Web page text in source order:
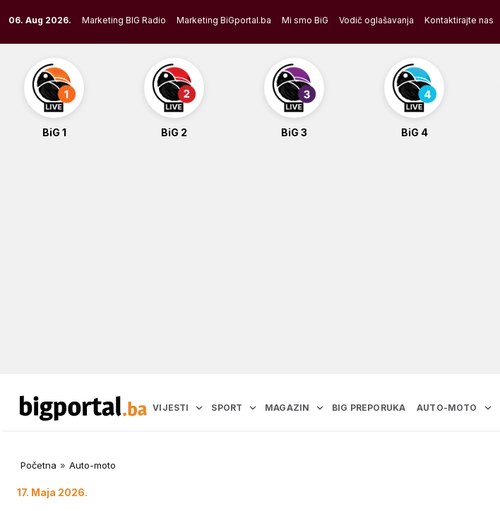
to
content
06. Aug 2026. Marketing BIG Radio Marketing BiGportal.ba Mi smo BiG Vodič oglašavanja Kontaktirajte nas
BiG 1 BiG 2 BiG 3 BiG 4
VIJESTI SPORT MAGAZIN BIG PREPORUKA AUTO-MOTO
Početna » Auto-moto
17. Maja 2026.